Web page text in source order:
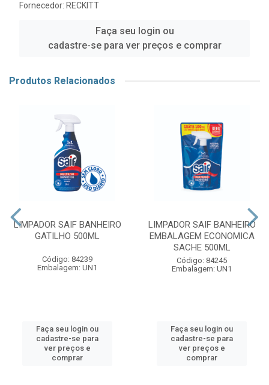
Fornecedor: RECKITT
Faça seu login ou
cadastre-se para ver preços e comprar
Produtos Relacionados
LIMPADOR SAIF BANHEIRO
GATILHO 500ML
Código: 84239
Embalagem: UN1
Faça seu login ou
cadastre-se para
ver preços e
comprar
LIMPADOR SAIF BANHEIRO
EMBALAGEM ECONOMICA
SACHE 500ML
Código: 84245
Embalagem: UN1
Faça seu login ou
cadastre-se para
ver preços e
comprar